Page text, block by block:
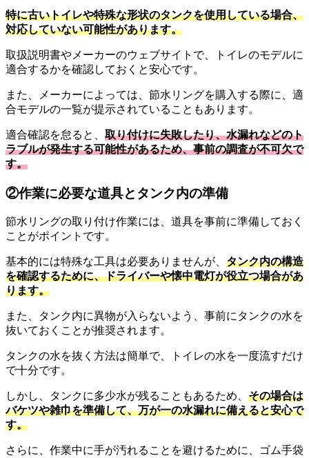
特に古いトイレや特殊な形状のタンクを使用している場合、
対応していない可能性があります。
取扱説明書やメーカーのウェブサイトで、トイレのモデルに
適合するかを確認しておくと安心です。
また、メーカーによっては、節水リングを購入する際に、適
合モデルの一覧が提示されていることもあります。
適合確認を怠ると、 取り付けに失敗したり、水漏れなどのト
ラブルが発生する可能性があるため、事前の調査が不可欠で
す。
②作業に必要な道具とタンク内の準備
節水リングの取り付け作業には、道具を事前に準備しておく
ことがポイントです。
基本的には特殊な工具は必要ありませんが、 タンク内の構造
を確認するために、ドライバーや懐中電灯が役立つ場合があ
ります。
また、タンク内に異物が入らないよう、事前にタンクの水を
抜いておくことが推奨されます。
タンクの水を抜く方法は簡単で、トイレの水を一度流すだけ
で十分です。
しかし、タンクに多少水が残ることもあるため、 その場合は
バケツや雑巾を準備して、万が一の水漏れに備えると安心で
す。
さらに、作業中に手が汚れることを避けるために、ゴム手袋